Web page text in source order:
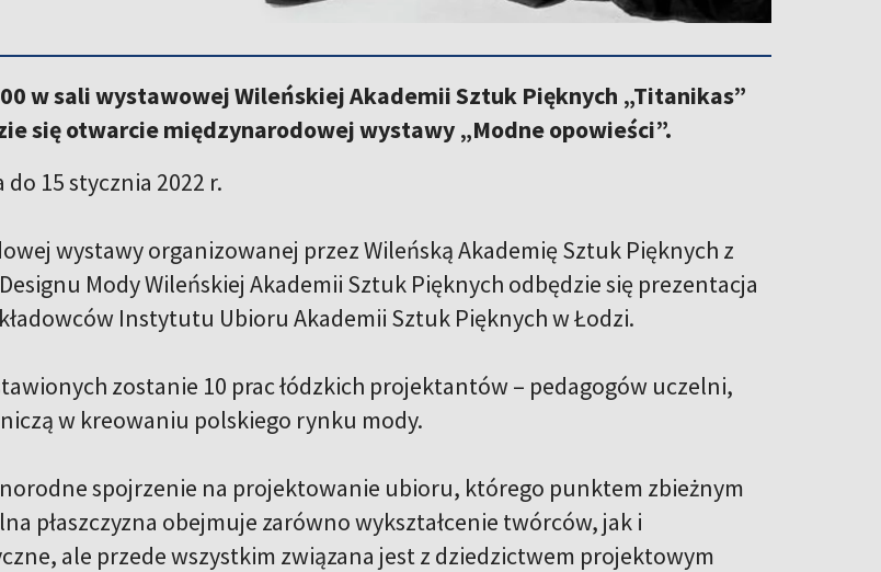
w sali wystawowej Wileńskiej Akademii Sztuk Pięknych „Titanikas”
się otwarcie międzynarodowej wystawy „Modne opowieści”.
15 stycznia 2022 r.
wystawy organizowanej przez Wileńską Akademię Sztuk Pięknych z
Mody Wileńskiej Akademii Sztuk Pięknych odbędzie się prezentacja
Instytutu Ubioru Akademii Sztuk Pięknych w Łodzi.
zostanie 10 prac łódzkich projektantów – pedagogów uczelni,
w kreowaniu polskiego rynku mody.
spojrzenie na projektowanie ubioru, którego punktem zbieżnym
płaszczyzna obejmuje zarówno wykształcenie twórców, jak i
ale przede wszystkim związana jest z dziedzictwem projektowym